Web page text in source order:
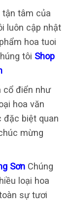
tận tâm của
luôn cập nhật
hoa tuoi
tôi Shop
cổ điển như
hoa văn
đặc biệt quan
mừng
Sơn Chúng
loại hoa
sự tươi